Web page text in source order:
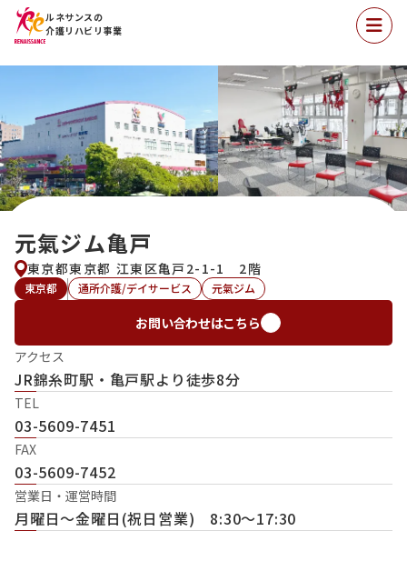
ルネサンスの
介護リハビリ事業
東京都 通所介護/デイサービス 元氣ジム
元氣ジム亀戸
東京都東京都 江東区亀戸2-1-1 2階
お問い合わせはこちら
アクセス
JR錦糸町駅・亀戸駅より徒歩8分
TEL
03-5609-7451
FAX
03-5609-7452
営業日・運営時間
月曜日〜金曜日(祝日営業) 8:30〜17:30